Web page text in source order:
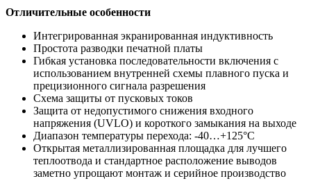
Отличительные особенности
Интегрированная экранированная индуктивность
Простота разводки печатной платы
Гибкая установка последовательности включения с
использованием внутренней схемы плавного пуска и
прецизионного сигнала разрешения
Схема защиты от пусковых токов
Защита от недопустимого снижения входного
напряжения (UVLO) и короткого замыкания на выходе
Диапазон температуры перехода: -40…+125°C
Открытая металлизированная площадка для лучшего
теплоотвода и стандартное расположение выводов
заметно упрощают монтаж и серийное производство